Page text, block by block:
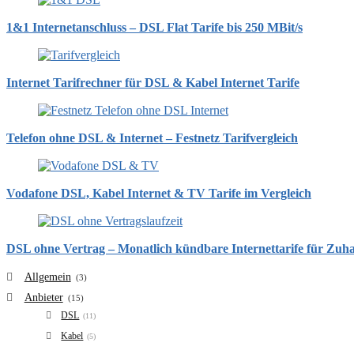
1&1 Internetanschluss – DSL Flat Tarife bis 250 MBit/s
Internet Tarifrechner für DSL & Kabel Internet Tarife
Telefon ohne DSL & Internet – Festnetz Tarifvergleich
Vodafone DSL, Kabel Internet & TV Tarife im Vergleich
DSL ohne Vertrag – Monatlich kündbare Internettarife für
Allgemein (3)
Anbieter (15)
DSL (11)
Kabel (5)